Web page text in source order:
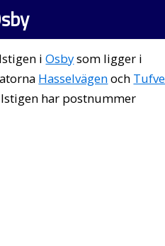
iOsbysom ligger i
Hasselvägenoch Tufve
har postnummer